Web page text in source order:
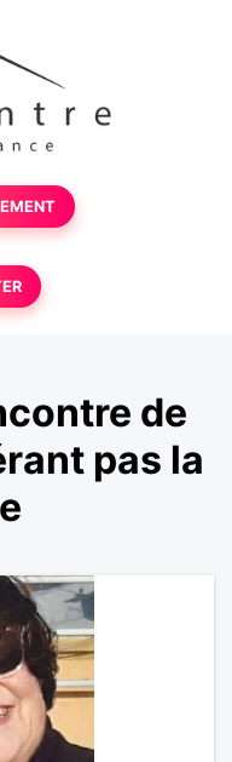
de
pas la